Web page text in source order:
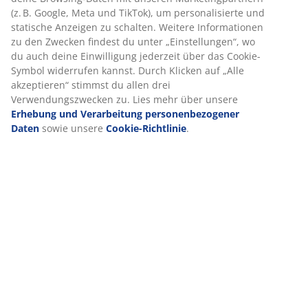
Bewertungen
(0)
Lieferung
(z. B. Google, Meta und TikTok), um personalisierte und
statische Anzeigen zu schalten. Weitere Informationen
zu den Zwecken findest du unter „Einstellungen“, wo
du auch deine Einwilligung jederzeit über das Cookie-
Symbol widerrufen kannst. Durch Klicken auf „Alle
akzeptieren“ stimmst du allen drei
Verwendungszwecken zu. Lies mehr über unsere
Erhebung und Verarbeitung personenbezogener
Daten sowie unsere Cookie-Richtlinie.